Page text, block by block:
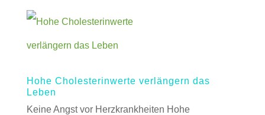
Hohe Cholesterinwerte verlängern das
Leben
Keine Angst vor Herzkrankheiten Hohe